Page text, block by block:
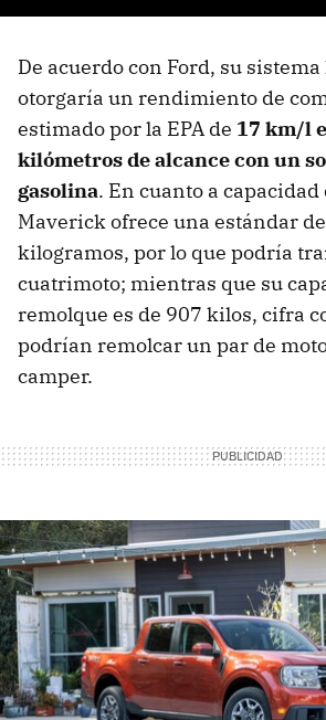
De acuerdo con Ford, su
otorgaría un rendimiento de
estimado por la EPA de 17 km/l
kilómetros de alcance con un
gasolina. En cuanto a capacidad
Maverick ofrece una estándar
kilogramos, por lo que podría
cuatrimoto; mientras que su
remolque es de 907 kilos, cifra
podrían remolcar un par de
camper.